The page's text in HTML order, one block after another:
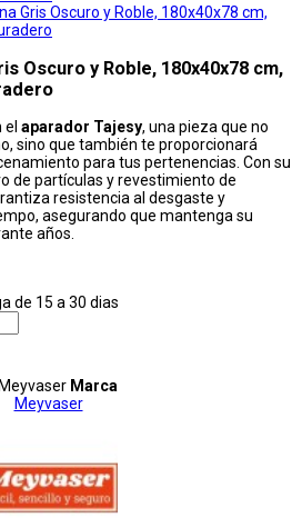
Oscuro y Roble, 180x40x78 cm,
aparador Tajesy, una pieza que no
sino que también te proporcionará
para tus pertenencias. Con su
de partículas y revestimiento de
resistencia al desgaste y
asegurando que mantenga su
años.
de 15 a 30 dias
Marca
Meyvaser